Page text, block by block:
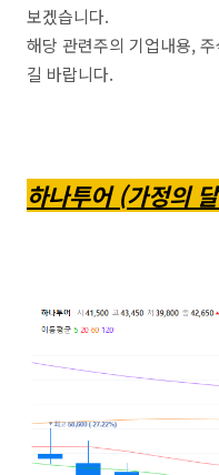
보겠습니다.
해당 관련주의 기업내용,
길 바랍니다.
하나투어 (가정의